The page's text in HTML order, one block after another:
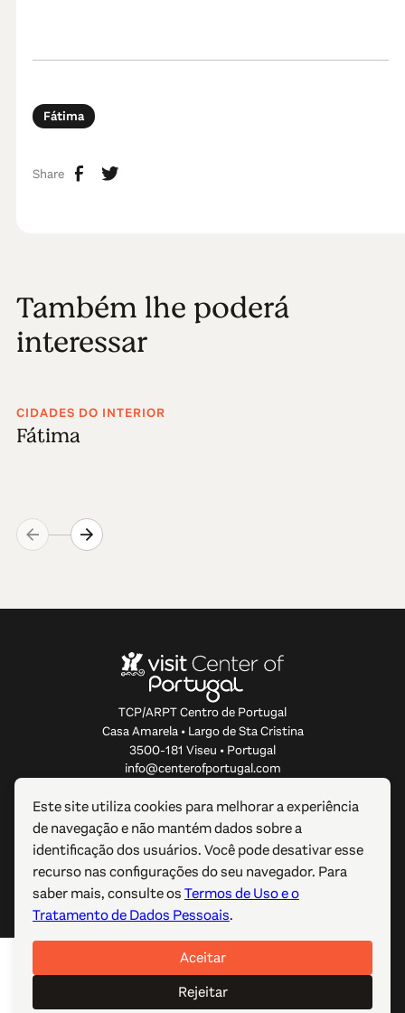
Fátima
Share
Também lhe poderá
interessar
CIDADES DO INTERIOR
Fátima
TCP/ARPT Centro de Portugal
Casa Amarela • Largo de Sta Cristina
3500-181 Viseu • Portugal
info@centerofportugal.com
SOBRE ESTE WEBSITE
LIGAÇÕES ÚTEIS
SIGA-NOS
© 2012-2026 TCP/ARPT Centro de Portugal. Todos os
direitos reservados. Made byGOMO Digital
Este site utiliza cookies para melhorar a experiência
de navegação e não mantém dados sobre a
identificação dos usuários. Você pode desativar esse
recurso nas configurações do seu navegador. Para
saber mais, consulte osTermos de Uso e o
Tratamento de Dados Pessoais.
Aceitar
Rejeitar